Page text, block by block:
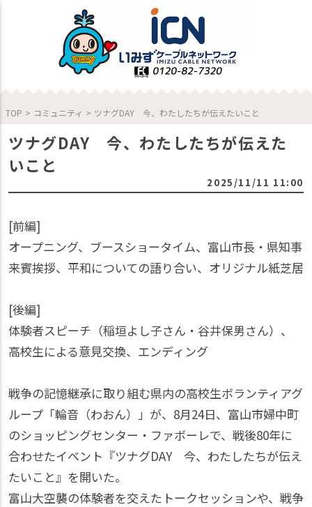
TOP > コミュニティ > ツナグDAY 今、わたしたちが伝えたいこと
ツナグDAY 今、わたしたちが伝えた
いこと
2025/11/11 11:00
[前編]
オープニング、ブースショータイム、富山市長・県知事
来賓挨拶、平和についての語り合い、オリジナル紙芝居
[後編]
体験者スピーチ（稲垣よし子さん・谷井保男さん）、
高校生による意見交換、エンディング
戦争の記憶継承に取り組む県内の高校生ボランティアグ
ループ「輪音（わおん）」が、8月24日、富山市婦中町
のショッピングセンター・ファボーレで、戦後80年に
合わせたイベント『ツナグDAY 今、わたしたちが伝え
たいこと』を開いた。
富山大空襲の体験者を交えたトークセッションや、戦争